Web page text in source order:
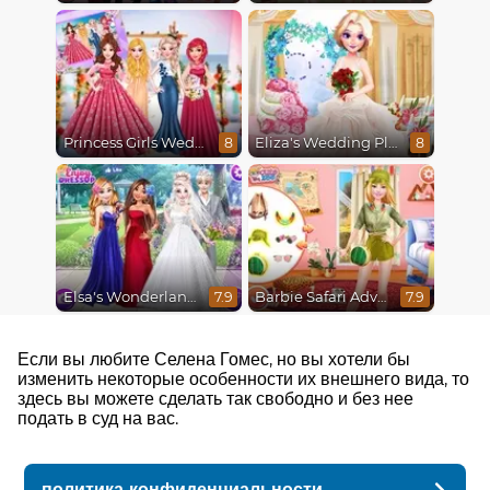
Princess Girls Wedding Trip 8 Eliza's Wedding Planner 8
Elsa's Wonderland Wedding 7.9 Barbie Safari Adventure 7.9
Если вы любите Селена Гомес, но вы хотели бы
изменить некоторые особенности их внешнего вида, то
здесь вы можете сделать так свободно и без нее
подать в суд на вас.